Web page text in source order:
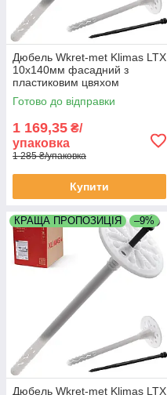
Дюбель Wkret-met Klimas LTX
10х140мм фасадний з
пластиковим цвяхом
упаковка 200 штук
Готово до відправки
1 169,35 ₴/
упаковка
1 285 ₴/упаковка
Купити
КРАЩА ПРОПОЗИЦІЯ –9%
Дюбель Wkret-met Klimas LTX